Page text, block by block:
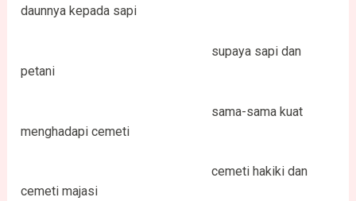
daunnya kepada sapi
supaya sapi dan
petani
sama-sama kuat
menghadapi cemeti
cemeti hakiki dan
cemeti majasi